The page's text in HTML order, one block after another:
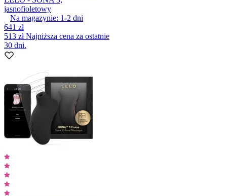
jasnofioletowy
Na magazynie: 1-2 dni
641 zł
513 złNajniższa cena za ostatnie
30 dni.